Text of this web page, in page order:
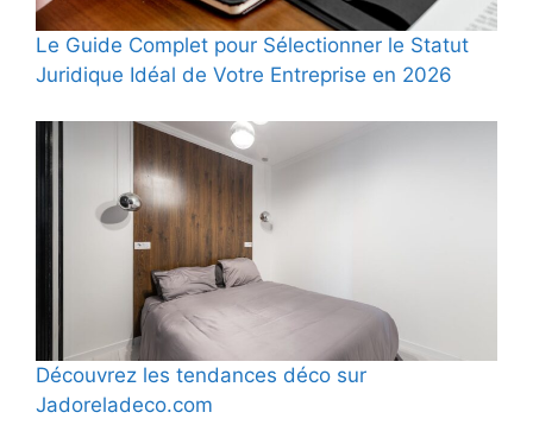
Le Guide Complet pour Sélectionner le Statut
Juridique Idéal de Votre Entreprise en 2026
Découvrez les tendances déco sur
Jadoreladeco.com